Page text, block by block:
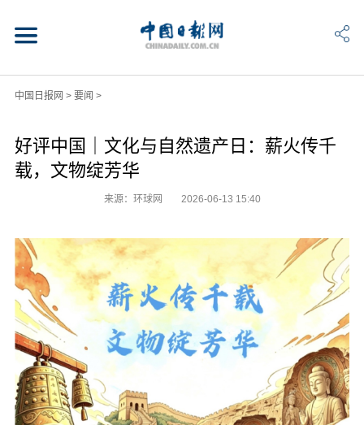
中国日报网 > 要闻 >
好评中国｜文化与自然遗产日：薪火传千
载，文物绽芳华
来源：环球网 2026-06-13 15:40